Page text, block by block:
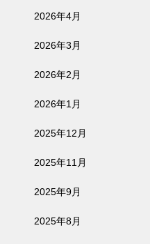
2026年4月
2026年3月
2026年2月
2026年1月
2025年12月
2025年11月
2025年9月
2025年8月